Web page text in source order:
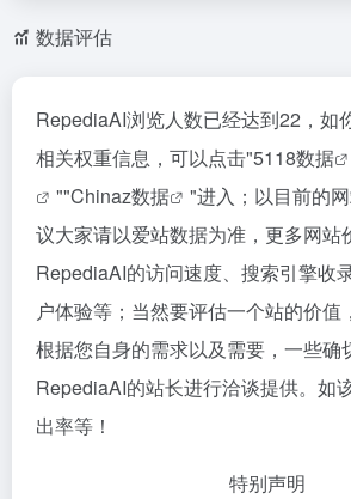
数据评估
RepediaAI浏览人数已经达到22，如
相关权重信息，可以点击"5118数据
""Chinaz数据
"进入；以目前的
议大家请以爱站数据为准，更多网站
RepediaAI的访问速度、搜索引擎收
户体验等；当然要评估一个站的价值
根据您自身的需求以及需要，一些确
RepediaAI的站长进行洽谈提供。如
出率等！
特别声明